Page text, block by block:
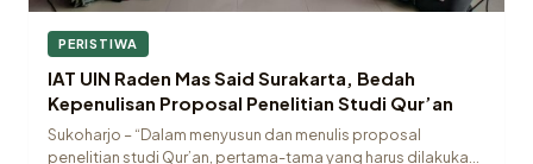
PERISTIWA
IAT UIN Raden Mas Said Surakarta, Bedah
Kepenulisan Proposal Penelitian Studi Qur’an
Sukoharjo – “Dalam menyusun dan menulis proposal
penelitian studi Qur’an, pertama-tama yang harus dilakukan